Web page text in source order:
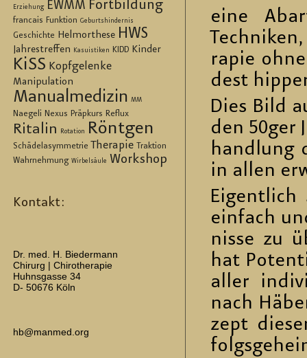
Erziehung EWMM Fortbildung
francais Funktion Geburtshindernis
Geschichte Helmorthese HWS
Jahrestreffen Kasuistiken KIDD Kinder
KiSS Kopfgelenke
Manipulation
Manualmedizin MM
Naegeli Nexus Präpkurs Reflux
Ritalin Rotation Röntgen
Schädelasymmetrie Therapie Traktion
Wahrnehmung Wirbelsäule Workshop
Kontakt:
Dr. med. H. Biedermann
Chirurg | Chirotherapie
Huhnsgasse 34
D- 50676 Köln
hb@manmed.org
eine
ra­pie
dest
Dies Bild
den 50ger
hand­lung
in allen
ein­fach
nis­se zu
hat
aller
nach
zept